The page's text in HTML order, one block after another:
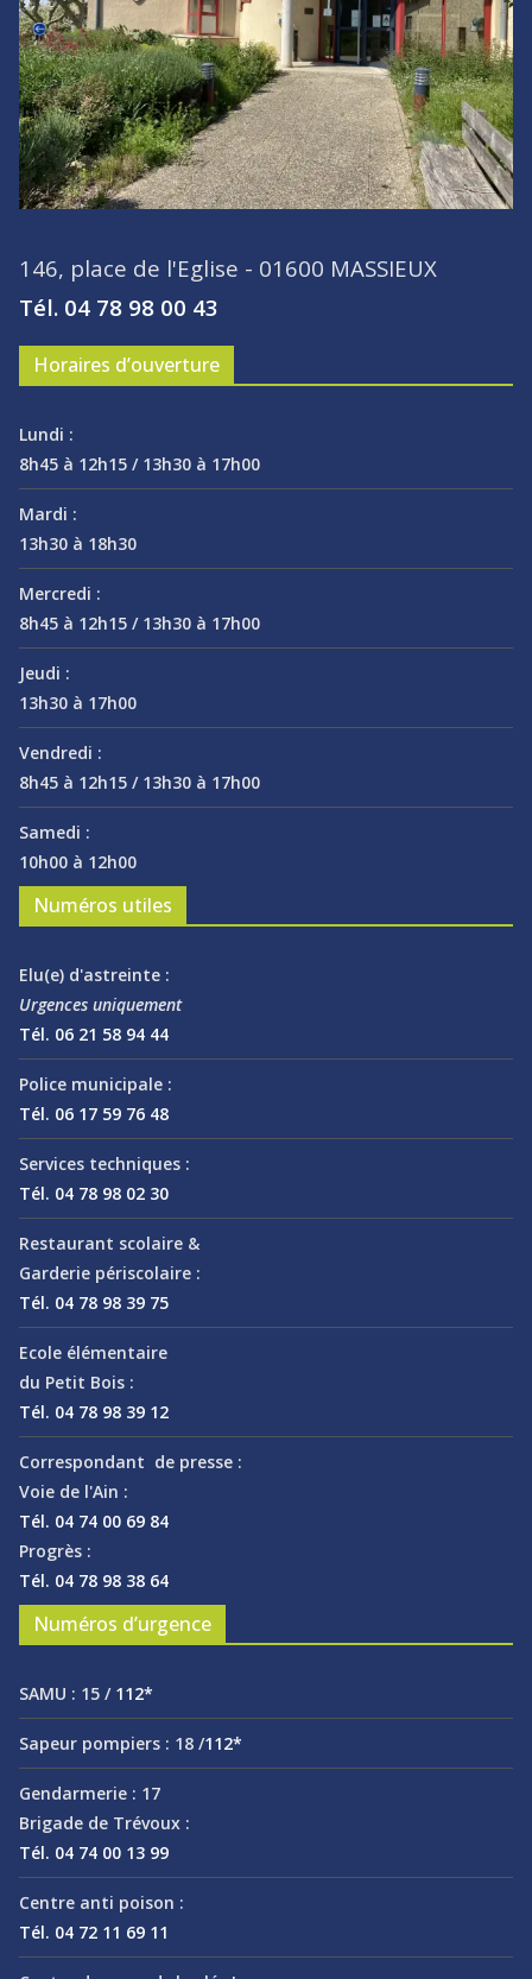
146, place de l'Eglise - 01600 MASSIEUX
Tél. 04 78 98 00 43
Horaires d’ouverture
Lundi :
8h45 à 12h15 / 13h30 à 17h00
Mardi :
13h30 à 18h30
Mercredi :
8h45 à 12h15 / 13h30 à 17h00
Jeudi :
13h30 à 17h00
Vendredi :
8h45 à 12h15 / 13h30 à 17h00
Samedi :
10h00 à 12h00
Numéros utiles
Elu(e) d'astreinte :
Urgences uniquement
Tél. 06 21 58 94 44
Police municipale :
Tél. 06 17 59 76 48
Services techniques :
Tél. 04 78 98 02 30
Restaurant scolaire &
Garderie périscolaire :
Tél. 04 78 98 39 75
Ecole élémentaire
du Petit Bois :
Tél. 04 78 98 39 12
Correspondant de presse :
Voie de l'Ain :
Tél. 04 74 00 69 84
Progrès :
Tél. 04 78 98 38 64
Numéros d’urgence
SAMU : 15 / 112*
Sapeur pompiers : 18 /112*
Gendarmerie : 17
Brigade de Trévoux :
Tél. 04 74 00 13 99
Centre anti poison :
Tél. 04 72 11 69 11